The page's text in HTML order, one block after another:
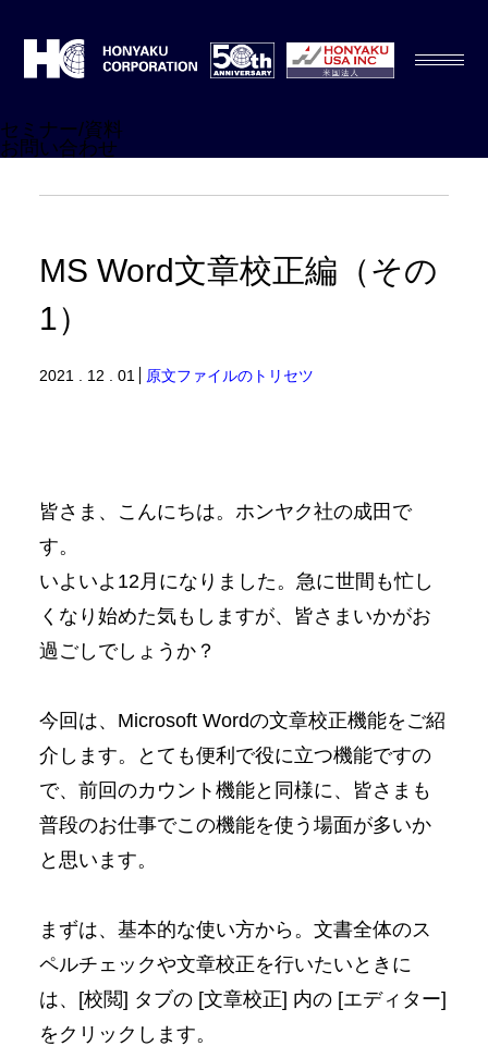
セミナー/資料
お問い合わせ
MS Word文章校正編（その
1）
2021 . 12 . 01 原文ファイルのトリセツ
皆さま、こんにちは。ホンヤク社の成田で
す。
いよいよ12月になりました。急に世間も忙し
くなり始めた気もしますが、皆さまいかがお
過ごしでしょうか？
今回は、Microsoft Wordの文章校正機能をご紹
介します。とても便利で役に立つ機能ですの
で、前回のカウント機能と同様に、皆さまも
普段のお仕事でこの機能を使う場面が多いか
と思います。
まずは、基本的な使い方から。文書全体のス
ペルチェックや文章校正を行いたいときに
は、[校閲] タブの [文章校正] 内の [エディター]
をクリックします。